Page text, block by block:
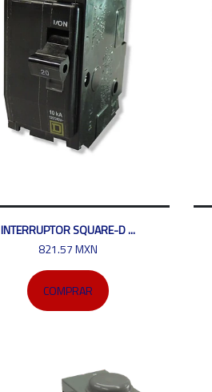
INTERRUPTOR SQUARE-D ...
821.57 MXN
COMPRAR